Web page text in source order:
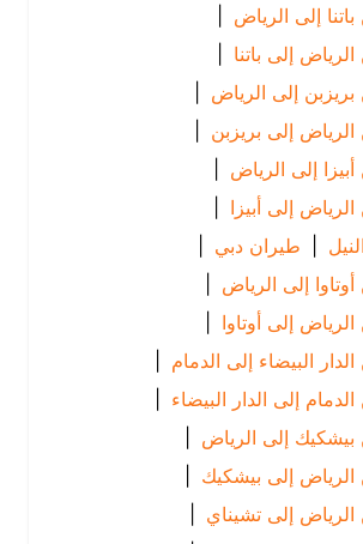
الرياض
|
باتنا |
إلى الرياض
|
إلى بريزبن |
الرياض
|
إلى أبيزا
| طيران دبي |
إلى الرياض
|
إلى أوتاوا |
إلى الدمام
|
الدار البيضاء |
إلى الرياض
|
إلى بيشكيك |
إلى تشيناي |